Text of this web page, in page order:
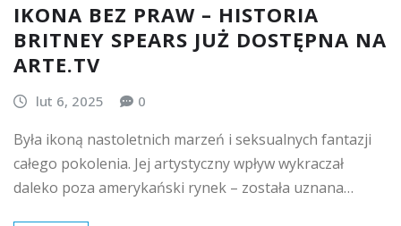
IKONA BEZ PRAW – HISTORIA
BRITNEY SPEARS JUŻ DOSTĘPNA NA
ARTE.TV
lut 6, 2025 0
Była ikoną nastoletnich marzeń i seksualnych fantazji
całego pokolenia. Jej artystyczny wpływ wykraczał
daleko poza amerykański rynek – została uznana…